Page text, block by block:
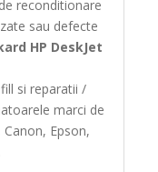
reconditionare
sau defecte
HP DeskJet
si reparatii /
marci de
Epson,